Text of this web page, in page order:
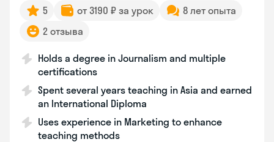
5 от 3190 ₽ за урок
8 лет опыта
2 отзыва
Holds a degree in Journalism and multiple
certifications
Spent several years teaching in Asia and earned
an International Diploma
Uses experience in Marketing to enhance
teaching methods